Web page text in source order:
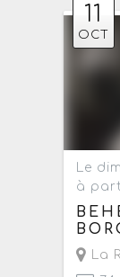
11
OCT
Le
à
La